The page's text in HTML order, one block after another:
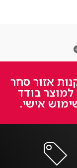
אזור סחר
בודד
אישי.